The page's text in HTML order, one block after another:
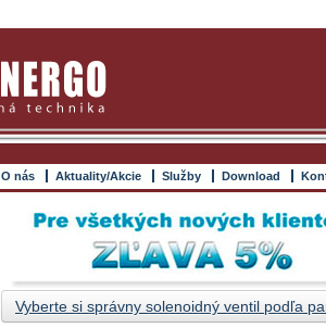
O nás Aktuality/Akcie Služby Download
Vyberte si správny solenoidný ventil podľa